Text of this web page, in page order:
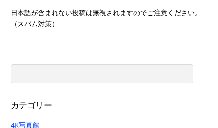
日本語が含まれない投稿は無視されますのでご注意ください。
（スパム対策）
カテゴリー
4K写真館